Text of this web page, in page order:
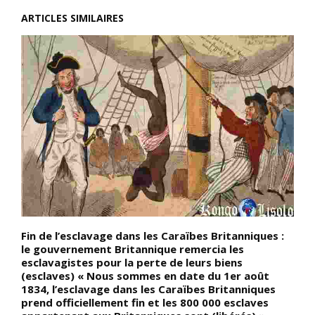
ARTICLES SIMILAIRES
Fin de l’esclavage dans les Caraïbes Britanniques :
le gouvernement Britannique remercia les
esclavagistes pour la perte de leurs biens
(esclaves) « Nous sommes en date du 1er août
1834, l’esclavage dans les Caraïbes Britanniques
prend officiellement fin et les 800 000 esclaves